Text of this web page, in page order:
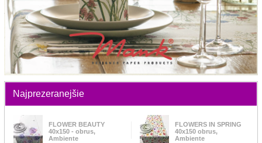
Najprezeranejšie
FLOWER BEAUTY
40x150 - obrus,
Ambiente
FLOWERS IN SPRING
40x150 obrus,
Ambiente